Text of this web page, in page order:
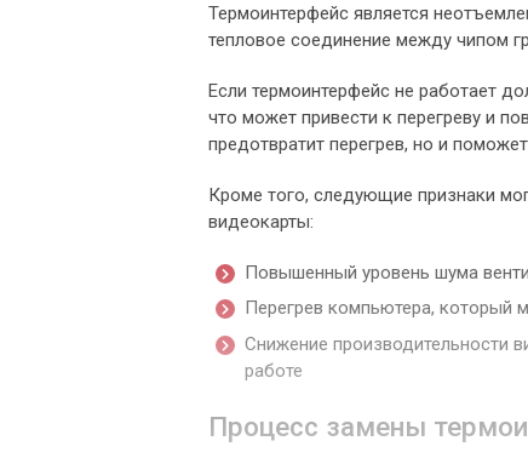
Термоинтерфейс является
тепловое соединение между чипом
Если термоинтерфейс не работает
что может привести к перегреву и
предотвратит перегрев, но и
Кроме того, следующие признаки
видеокарты:
Повышенный уровень шума
Перегрев компьютера, который
Снижение производительности
работе
Процесс замены